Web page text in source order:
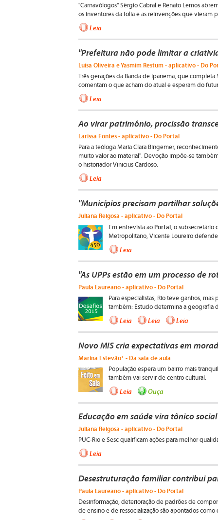
"Carnavólogos" Sérgio Cabral e Renato Lemos
os inventores da folia e as reinvenções que vieram
Leia
"Prefeitura não pode limitar a
Luisa Oliveira e Yasmim Restum - aplicativo - Do
Três gerações da Banda de Ipanema, que completa
comentam o que acham do atual e esperam do
Leia
Ao virar patrimônio, procissão
Larissa Fontes - aplicativo - Do Portal
Para a teóloga Maria Clara Bingemer,
muito valor ao material". Devoção impõe-se
o historiador Vinicius Cardoso.
Leia
"Municípios precisam partilhar
Juliana Reigosa - aplicativo - Do Portal
Em entrevista ao Portal, o subsecretário
Metropolitano, Vicente Loureiro
Leia
"As UPPs estão em um processo de
Paula Laureano - aplicativo - Do Portal
Para especialistas, Rio teve ganhos,
também: Estudo determina a geografia
Leia Leia Leia
Novo MIS cria expectativas em
Marina Estevão* - Da sala de aula
População espera um bairro mais
também vai servir de centro cultural.
Leia Ouça
Educação em saúde vira tônico social
Juliana Reigosa - aplicativo - Do Portal
PUC-Rio e Sesc qualificam ações para melhor
Leia
Desestruturação familiar contribui
Paula Laureano - aplicativo - Do Portal
Desinformação, deterioração de padrões de
de ensino e de ressocialização são apontados